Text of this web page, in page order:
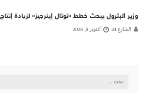
وزير البترول يبحث خطط «توتال إينرجيز» لزيادة
الشارع 24 أكتوبر 5, 2024
البحث